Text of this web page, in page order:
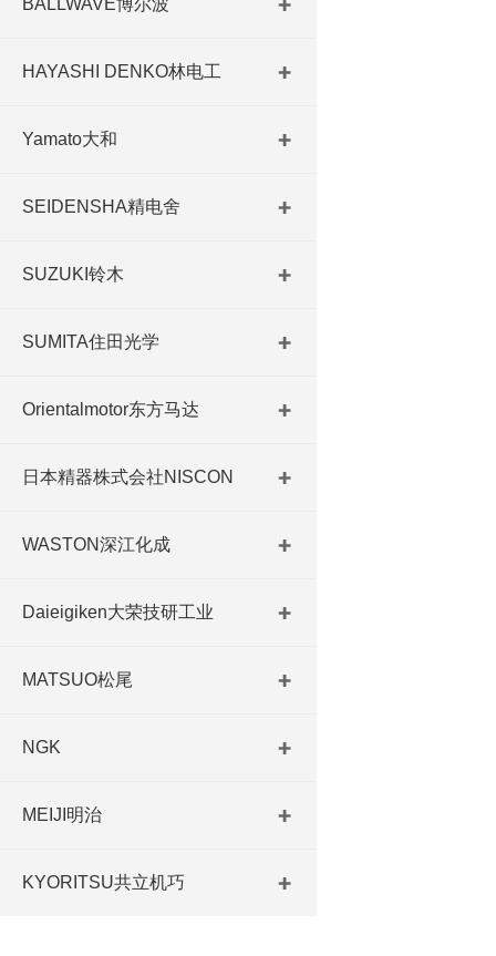
BALLWAVE博尔波
HAYASHI DENKO林电工
Yamato大和
SEIDENSHA精电舍
SUZUKI铃木
SUMITA住田光学
Orientalmotor东方马达
日本精器株式会社NISCON
WASTON深江化成
Daieigiken大荣技研工业
MATSUO松尾
NGK
MEIJI明治
KYORITSU共立机巧